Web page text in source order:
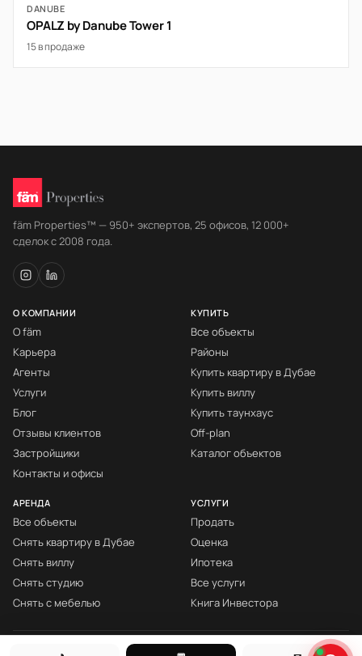
DANUBE
OPALZ by Danube Tower 1
15 в продаже
fäm Properties™ — 950+ экспертов, 25 офисов, 12 000+
сделок с 2008 года.
О КОМПАНИИ
О fäm
Карьера
Агенты
Услуги
Блог
Отзывы клиентов
Застройщики
Контакты и офисы
КУПИТЬ
Все объекты
Районы
Купить квартиру в Дубае
Купить виллу
Купить таунхаус
Off-plan
Каталог объектов
АРЕНДА
Все объекты
Снять квартиру в Дубае
Снять виллу
Снять студию
Снять с мебелью
УСЛУГИ
Продать
Оценка
Ипотека
Все услуги
Книга Инвестора